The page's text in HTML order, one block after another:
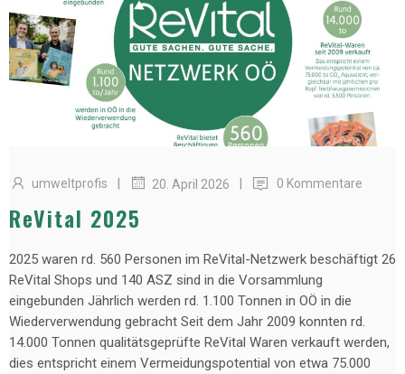
umweltprofis | 20. April 2026 | 0 Kommentare
ReVital 2025
2025 waren rd. 560 Personen im ReVital-Netzwerk beschäftigt 26
ReVital Shops und 140 ASZ sind in die Vorsammlung
eingebunden Jährlich werden rd. 1.100 Tonnen in OÖ in die
Wiederverwendung gebracht Seit dem Jahr 2009 konnten rd.
14.000 Tonnen qualitätsgeprüfte ReVital Waren verkauft werden,
dies entspricht einem Vermeidungspotential von etwa 75.000